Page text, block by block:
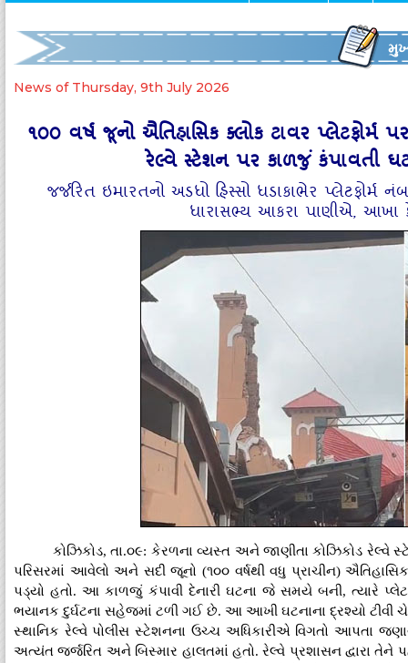
News of Thursday, 9th July 2026
૧૦૦ વર્ષ જૂનો ઐતિહાસિક ક્લોક ટાવર પ્લેટફોર્મ
રેલ્વે સ્ટેશન પર કાળજું કંપાવતી
જર્જરિત ઇમારતનો અડધો હિસ્સો ધડાકાભેર પ્લેટફોર્મ
ધારાસભ્ય આકરા પાણીએ, આખા
કોઝિકોડ, તા.૦૯: કેરળના વ્યસ્ત અને જાણીતા કોઝિકોડ
પરિસરમાં આવેલો અને સદી જૂનો (૧૦૦ વર્ષથી વધુ પ્રાચીન)
પડ્યો હતો. આ કાળજું કંપાવી દેનારી ઘટના જે સમયે બની, ત્યારે
ભયાનક દુર્ઘટના સહેજમાં ટળી ગઈ છે. આ આખી ઘટનાના દ્રશ્યો ટીવી
સ્થાનિક રેલ્વે પોલીસ સ્ટેશનના ઉચ્ચ અધિકારીએ વિગતો આપતા
અત્યંત જર્જરિત અને બિસ્માર હાલતમાં હતો. રેલ્વે પ્રશાસન દ્વારા તેને